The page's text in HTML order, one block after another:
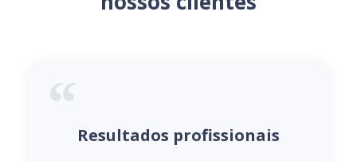
Resultados profissionais